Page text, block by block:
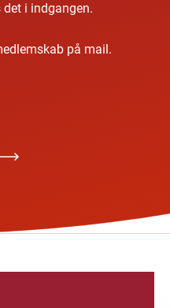
i indgangen.
på mail.